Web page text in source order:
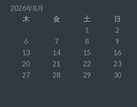
2026年8月
木 金 土
日
1
2
6 7 8
9
13 14 15
16
20 21 22
23
27 28 29
30